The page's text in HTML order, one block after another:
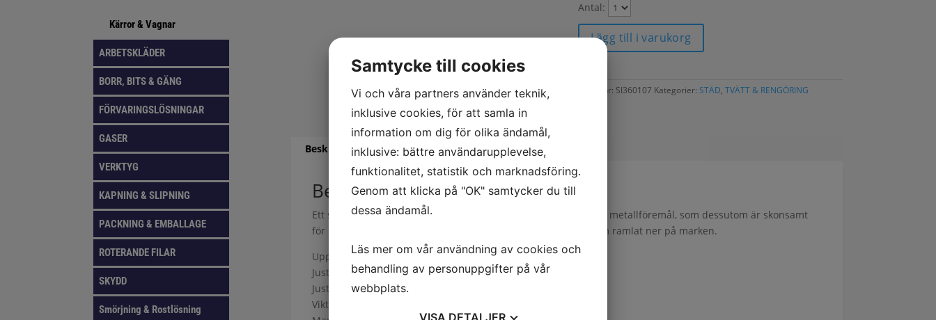
Antal:
Lägg till i varukorg
Artikelnr: SI360107 Kategorier: STÄD, TVÄTT & RENGÖRING
Beskrivning Recensioner (0)
Beskrivning
Ett smidigt sätt att rengöra arbetsområdet från metallspån och metallföremål, som dessutom är skonsamt
för ryggen. Plockar effektivt upp spik, muttrar, skruvar m.m som ramlat ner på marken.
Uppsamlingsbredd: 460 mm
Justerbar magnethöjd: 19–38 mm
Justerbar handtagshöjd: 635–1016 mm
Vikt: 4 kg
Kärror & Vagnar
ARBETSKLÄDER
BORR, BITS & GÄNG
FÖRVARINGSLÖSNINGAR
GASER
VERKTYG
KAPNING & SLIPNING
PACKNING & EMBALLAGE
ROTERANDE FILAR
SKYDD
Smörjning & Rostlösning
Samtycke till cookies
Vi och våra partners använder teknik,
inklusive cookies, för att samla in
information om dig för olika ändamål,
inklusive: bättre användarupplevelse,
funktionalitet, statistik och marknadsföring.
Genom att klicka på "OK" samtycker du till
dessa ändamål.
Läs mer om vår användning av cookies och
behandling av personuppgifter på vår
webbplats.
VISA DETALJER